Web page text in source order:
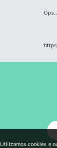
Utilizamos cookies e